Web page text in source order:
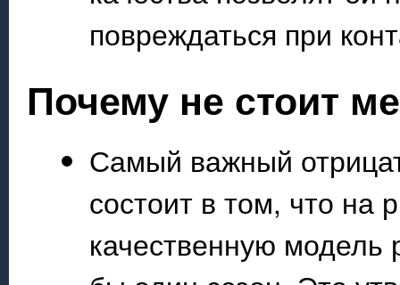
повреждаться при
Почему не стоит
Самый важный
состоит в том, что на
качественную модель